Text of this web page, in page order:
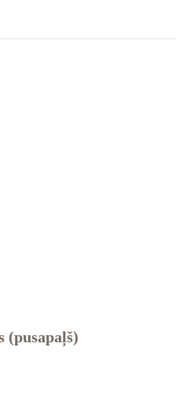
(pusapaļš)